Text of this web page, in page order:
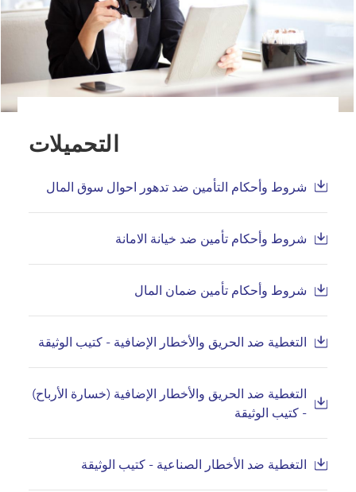
التحميلات
شروط وأحكام التأمين ضد تدهور احوال سوق المال
شروط وأحكام تأمين ضد خيانة الامانة
شروط وأحكام تأمين ضمان المال
التغطية ضد الحريق والأخطار الإضافية - كتيب الوثيقة
التغطية ضد الحريق والأخطار الإضافية (خسارة الأرباح)
- كتيب الوثيقة
التغطية ضد الأخطار الصناعية - كتيب الوثيقة